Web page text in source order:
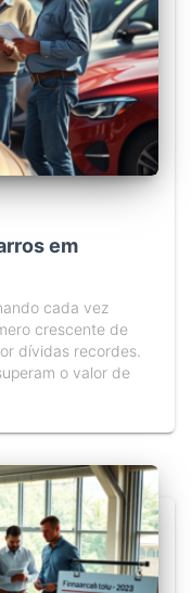
em
cada vez
crescente de
dívidas recordes.
o valor de